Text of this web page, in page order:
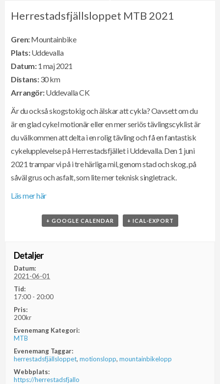
Herrestadsfjällsloppet MTB 2021
Gren:Mountainbike
Plats:Uddevalla
Datum:1 maj 2021
Distans: 30 km
Arrangör:Uddevalla CK
Är du också skogstokig och älskar att cykla? Oavsett om du
är en glad cykel motionär eller en mer seriös tävlingscyklist är
du välkommen att delta i en rolig tävling och få en fantastisk
cykelupplevelse på Herrestadsfjället i Uddevalla. Den 1 juni
2021 trampar vi på i tre härliga mil, genom stad och skog, på
såväl grus och asfalt, som lite mer teknisk singletrack.
Läs mer här
+ GOOGLE CALENDAR + ICAL-EXPORT
Detaljer
Datum:
2021-06-01
Tid:
17:00 - 20:00
Pris:
200kr
Evenemang Kategori:
MTB
Evenemang Taggar:
herrestadsfjällsloppet,motionslopp,mountainbikelopp
Webbplats:
https://herrestadsfjallo